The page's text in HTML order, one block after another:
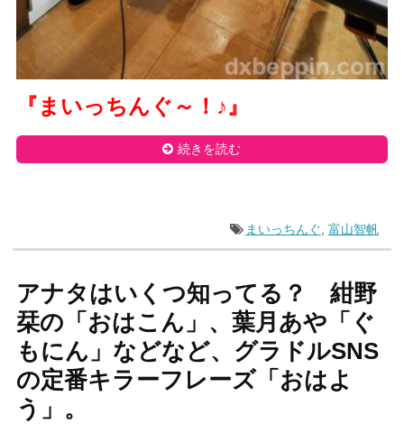
『まいっちんぐ～！ ♪』
続きを読む
まいっちんぐ 富山智帆
アナタはいくつ知ってる？ 紺野
栞の「おはこん」、葉月あや「ぐ
もにん」などなど、グラドルSNS
の定番キラーフレーズ「おはよ
う」。